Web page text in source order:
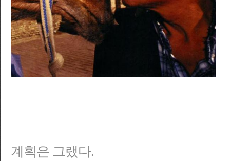
계획은 그랬다.